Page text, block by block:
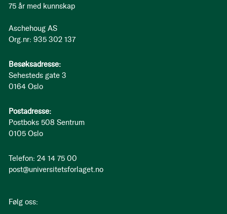
75 år med kunnskap
Aschehoug AS
Org.nr: 935 302 137
Besøksadresse:
Sehesteds gate 3
0164 Oslo
Postadresse:
Postboks 508 Sentrum
0105 Oslo
Telefon: 24 14 75 00
post@universitetsforlaget.no
Følg oss: